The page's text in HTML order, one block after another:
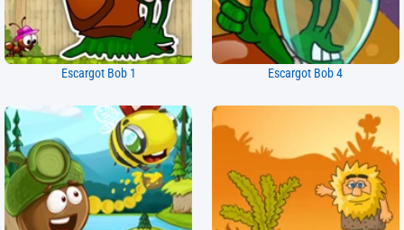
Escargot Bob 1 Escargot Bob 4